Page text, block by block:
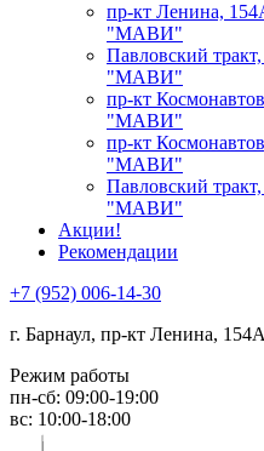
пр-кт Ленина,
"МАВИ"
​Павловский
"МАВИ"
пр-кт
"МАВИ"
пр-кт
"МАВИ"
Павловский
"МАВИ"
Акции!
Рекомендации
+7 (952) 006-14-30
г. Барнаул, пр-кт Ленина,
Режим работы
пн-сб: 09:00-19:00
вс: 10:00-18:00